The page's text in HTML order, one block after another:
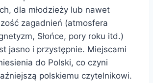
dla młodzieży lub nawet
zagadnień (atmosfera
Słońce, pory roku itd.)
jasno i przystępnie. Miejscami
do Polski, co czyni
polskiemu czytelnikowi.